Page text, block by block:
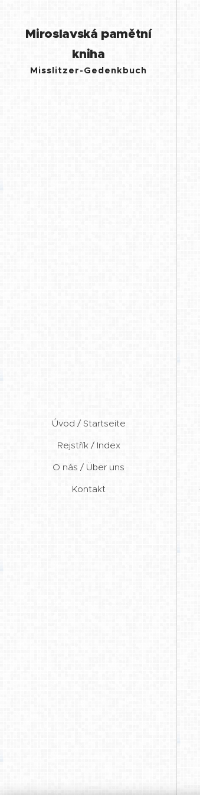
Miroslavská pamětní
kniha
Misslitzer-Gedenkbuch
Úvod / Startseite
Rejstřík / Index
O nás / Über uns
Kontakt